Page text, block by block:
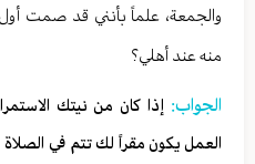
والجمعة، علماً بأنني قد صمت
منه عند أهلي؟
الجواب: إذا كان من نيتك
العمل يكون مقراً لك تتم في